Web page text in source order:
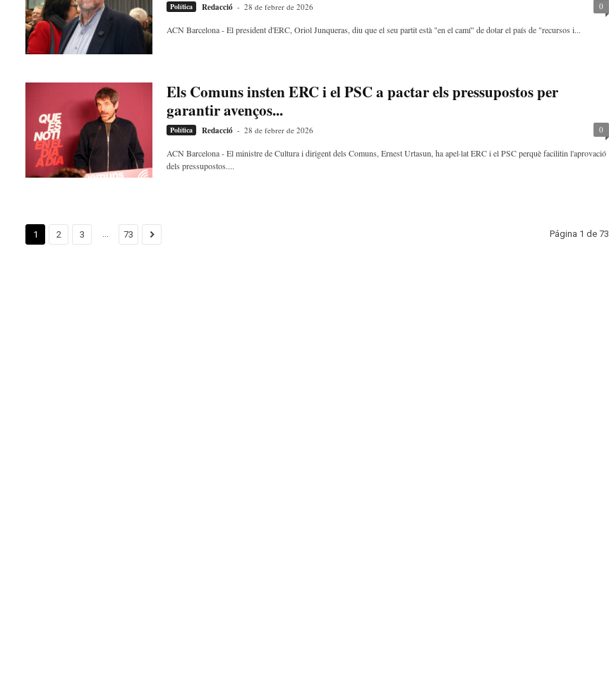
Política Redacció - 28 de febrer de 2026 0
ACN Barcelona - El president d'ERC, Oriol Junqueras, diu que el seu partit està "en el camí" de dotar el país de "recursos i...
Els Comuns insten ERC i el PSC a pactar els pressupostos per
garantir avenços...
Política Redacció - 28 de febrer de 2026 0
ACN Barcelona - El ministre de Cultura i dirigent dels Comuns, Ernest Urtasun, ha apel·lat ERC i el PSC perquè facilitin l'aprovació
dels pressupostos....
1 2 3 ... 73 Página 1 de 73